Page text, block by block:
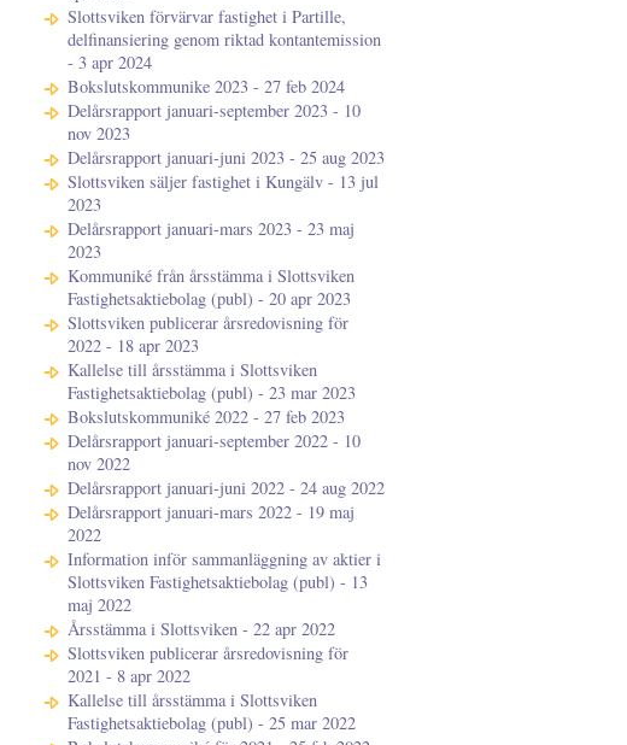
Slottsviken förvärvar fastighet i Partille,
delfinansiering genom riktad kontantemission
- 3 apr 2024
Bokslutskommunike 2023 - 27 feb 2024
Delårsrapport januari-september 2023 - 10
nov 2023
Delårsrapport januari-juni 2023 - 25 aug 2023
Slottsviken säljer fastighet i Kungälv - 13 jul
2023
Delårsrapport januari-mars 2023 - 23 maj
2023
Kommuniké från årsstämma i Slottsviken
Fastighetsaktiebolag (publ) - 20 apr 2023
Slottsviken publicerar årsredovisning för
2022 - 18 apr 2023
Kallelse till årsstämma i Slottsviken
Fastighetsaktiebolag (publ) - 23 mar 2023
Bokslutskommuniké 2022 - 27 feb 2023
Delårsrapport januari-september 2022 - 10
nov 2022
Delårsrapport januari-juni 2022 - 24 aug 2022
Delårsrapport januari-mars 2022 - 19 maj
2022
Information inför sammanläggning av aktier i
Slottsviken Fastighetsaktiebolag (publ) - 13
maj 2022
Årsstämma i Slottsviken - 22 apr 2022
Slottsviken publicerar årsredovisning för
2021 - 8 apr 2022
Kallelse till årsstämma i Slottsviken
Fastighetsaktiebolag (publ) - 25 mar 2022